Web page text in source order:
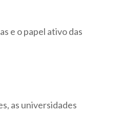
e o papel ativo das
as universidades